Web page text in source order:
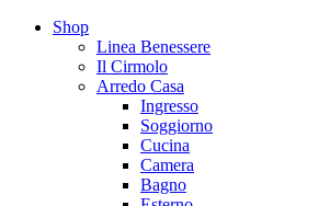
Shop
Linea Benessere
Il Cirmolo
Arredo Casa
Ingresso
Soggiorno
Cucina
Camera
Bagno